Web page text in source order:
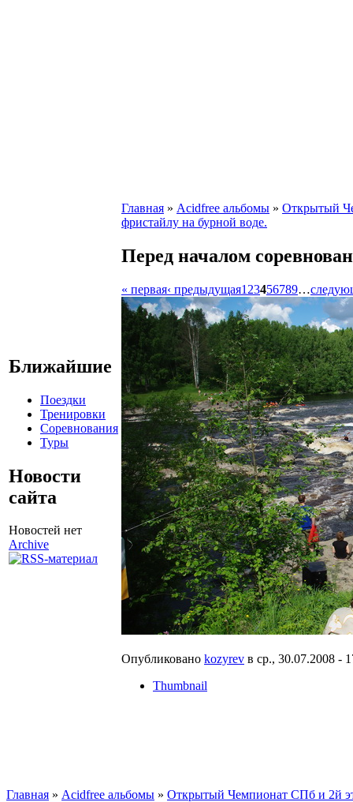
Ближайшие
Поездки
Тренировки
Соревнования
Туры
Новости
сайта
Новостей нет
Archive
Главная » Acidfree альбомы » Открытый
фристайлу на бурной воде.
Перед началом
« первая‹ предыдущая1 23456789…
Опубликовано kozyrev в ср., 30.07.2008 -
Thumbnail
Главная » Acidfree альбомы » Открытый Чемпионат СПб и 2й